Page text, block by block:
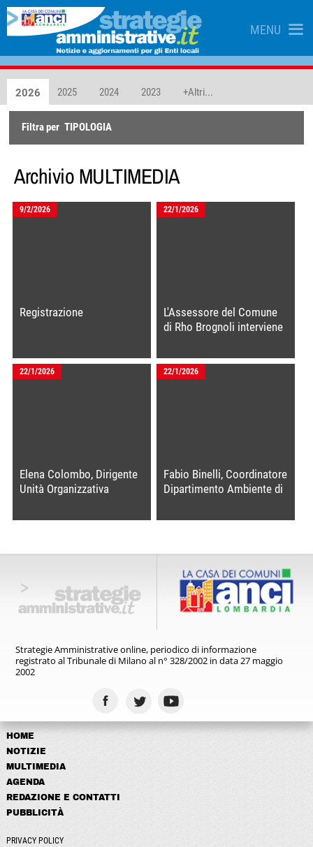
MENU
2026 2025 2024 2023 +Altri...
Filtra per TIPOLOGIA
Archivio MULTIMEDIA
9/2/2026
Registrazione
22/1/2026
L'Assessore del Comune
di Rho Brognoli interviene
Laboratorio Smart Cities
22/1/2026
Elena Colombo, Dirigente
Unità Organizzativa
Regione Lombardia
22/1/2026
Fabio Binelli, Coordinatore
Dipartimento Ambiente di
Strategie Amministrative online, periodico di informazione
registratoal Tribunale di Milano al n° 328/2002 in data 27 maggio
2002
HOME
NOTIZIE
MULTIMEDIA
AGENDA
REDAZIONE E CONTATTI
PUBBLICITÀ
PRIVACY POLICY